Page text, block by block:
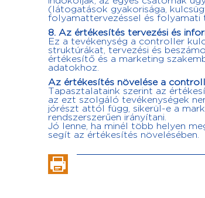
(látogatások gyakorisága,
folyamattervezéssel és folyamati
8. Az értékesítés tervezési és
Ez a tevékenység a controller
struktúrákat, tervezési és
értékesítő és a marketing
adatokhoz.
Az értékesítés növelése a
Tapasztalataink szerint az
az ezt szolgáló tevékenységek
jórészt attól függ, sikerül-e a
rendszerszerűen irányítani.
Jó lenne, ha minél több helyen
segít az értékesítés növelésében.